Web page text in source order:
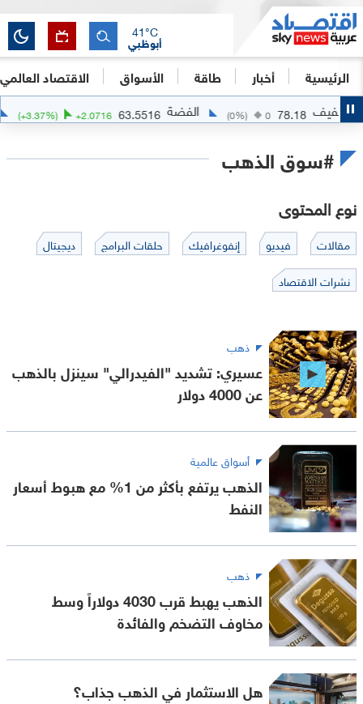
الرئيسية أخبار طاقة الأسواق الاقتصاد العالمي
أبوظبي
41°C
0
0%) الفضة 63.5516
+ 2.0716
(+3.37%) الذهب
#سوق الذهب
نوع المحتوى
مقالات فيديو إنفوغرافيك حلقات البرامج
ديجيتال
نشرات الاقتصاد
ذهب
عسيري: تشديد "الفيدرالي" سينزل بالذهب
عن 4000 دولار
أسواق عالمية
الذهب يرتفع بأكثر من 1% مع هبوط أسعار
النفط
ذهب
الذهب يهبط قرب 4030 دولاراً وسط
مخاوف التضخم والفائدة
هل الاستثمار في الذهب جذاب؟